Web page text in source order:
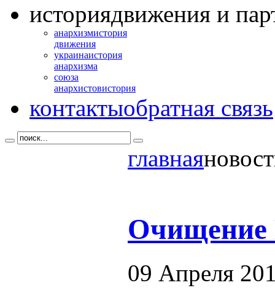
историядвижения и
анархизмистория
движения
украинаистория
анархизма
союза
анархистовистория
контактыобратная связь
главная
Очищение
09 Апреля